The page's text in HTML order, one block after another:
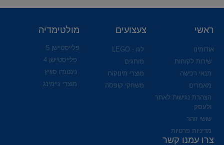
ראשי
אודותינו
שירות לקוחות
תנאי רכישה
מאמרים
הצהרת נגישות לאתר
ולעסק
שושי זוהר
מדיניות פרטיות
צעצועים
לגו - LEGO
מותגים
מוצרי תינוקות
משחקי קופסה
מולטימדיה
פלייסטיישן 5
פלייסטיישן 4
נינטנדו סוויץ
מוצרי גיימינג
צרו עמנו קשר